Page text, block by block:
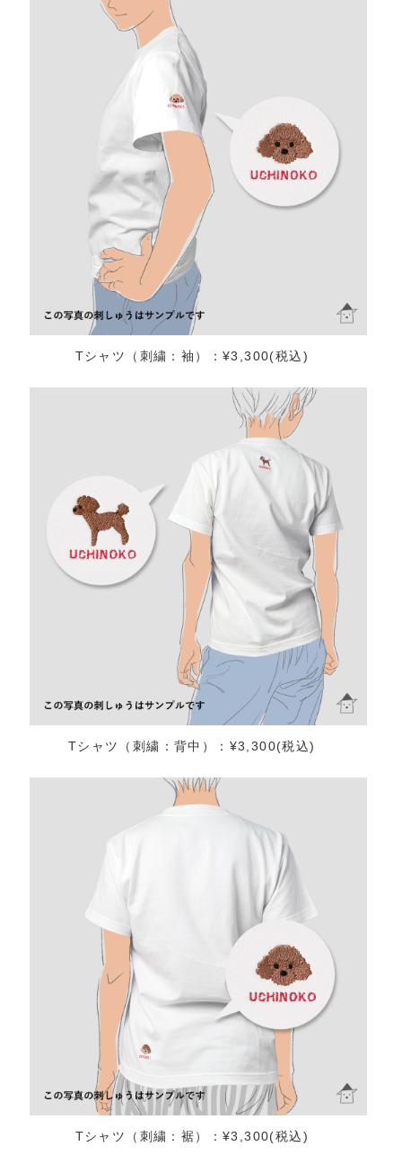
Tシャツ（刺繍：袖）：¥3,300(税込)
Tシャツ（刺繍：背中）：¥3,300(税込)
Tシャツ（刺繍：裾）：¥3,300(税込)